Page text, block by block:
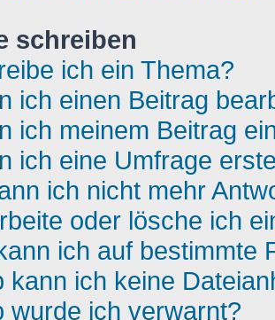
schreiben
ich ein Thema?
ich einen Beitrag
ich meinem Beitrag
ich eine Umfrage
ich nicht mehr
oder lösche ich
ich auf bestimmte
kann ich keine
wurde ich verwarnt?